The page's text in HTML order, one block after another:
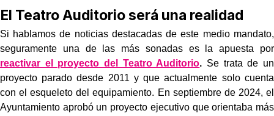
El Teatro Auditorio será una realidad
Si hablamos de noticias destacadas de este medio mandato,
seguramente una de las más sonadas es la apuesta por
reactivar el proyecto del Teatro Auditorio. Se trata de un
proyecto parado desde 2011 y que actualmente solo cuenta
con el esqueleto del equipamiento. En septiembre de 2024, el
Ayuntamiento aprobó un proyecto ejecutivo que orientaba más